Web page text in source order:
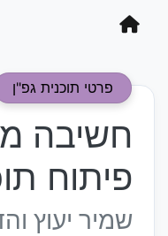
פרטי תוכנית גפ"ן
חשיבה
פיתוח
שמיר יעוץ